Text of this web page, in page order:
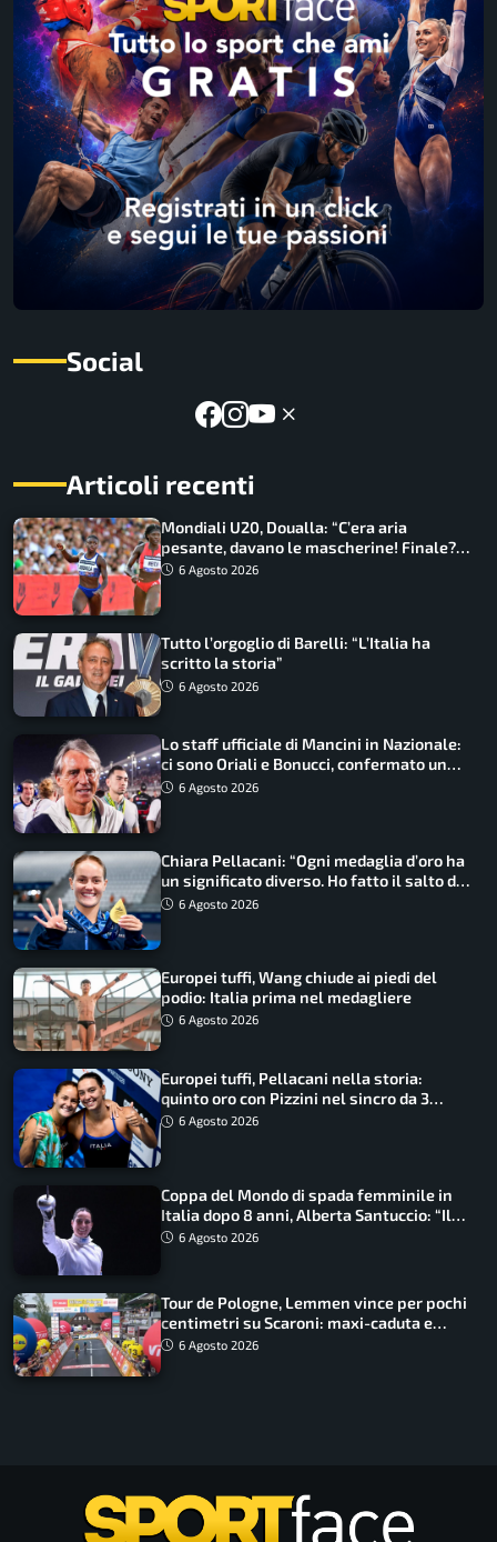
Social
Articoli recenti
Mondiali U20, Doualla: “C’era aria
pesante, davano le mascherine! Finale?
Non ho nulla da perdere”
6 Agosto 2026
Tutto l’orgoglio di Barelli: “L’Italia ha
scritto la storia”
6 Agosto 2026
Lo staff ufficiale di Mancini in Nazionale:
ci sono Oriali e Bonucci, confermato un
ritorno
6 Agosto 2026
Chiara Pellacani: “Ogni medaglia d’oro ha
un significato diverso. Ho fatto il salto di
qualità”
6 Agosto 2026
Europei tuffi, Wang chiude ai piedi del
podio: Italia prima nel medagliere
6 Agosto 2026
Europei tuffi, Pellacani nella storia:
quinto oro con Pizzini nel sincro da 3
metri
6 Agosto 2026
Coppa del Mondo di spada femminile in
Italia dopo 8 anni, Alberta Santuccio: “Il
lavoro dà sempre i suoi frutti”
6 Agosto 2026
Tour de Pologne, Lemmen vince per pochi
centimetri su Scaroni: maxi-caduta e
tappa accorciata
6 Agosto 2026